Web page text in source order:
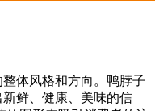
体风格和方向。鸭脖子
鲜、健康、美味的信